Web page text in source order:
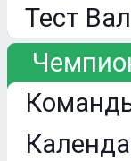
Тест